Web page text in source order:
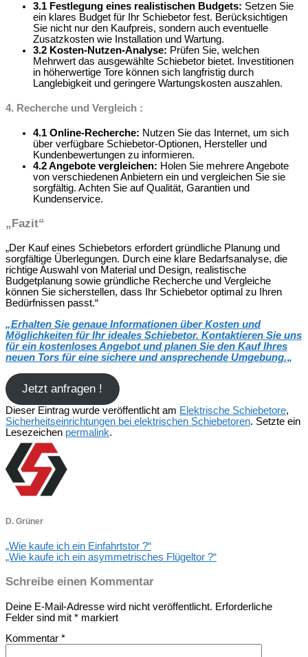
3.1 Festlegung eines realistischen Budgets: Setzen Sie
ein klares Budget für Ihr Schiebetor fest. Berücksichtigen
Sie nicht nur den Kaufpreis, sondern auch eventuelle
Zusatzkosten wie Installation und Wartung.
3.2 Kosten-Nutzen-Analyse: Prüfen Sie, welchen
Mehrwert das ausgewählte Schiebetor bietet. Investitionen
in höherwertige Tore können sich langfristig durch
Langlebigkeit und geringere Wartungskosten auszahlen.
4. Recherche und Vergleich :
4.1 Online-Recherche: Nutzen Sie das Internet, um sich
über verfügbare Schiebetor-Optionen, Hersteller und
Kundenbewertungen zu informieren.
4.2 Angebote vergleichen: Holen Sie mehrere Angebote
von verschiedenen Anbietern ein und vergleichen Sie sie
sorgfältig. Achten Sie auf Qualität, Garantien und
Kundenservice.
„Fazit“
„Der Kauf eines Schiebetors erfordert gründliche Planung und
sorgfältige Überlegungen. Durch eine klare Bedarfsanalyse, die
richtige Auswahl von Material und Design, realistische
Budgetplanung sowie gründliche Recherche und Vergleiche
können Sie sicherstellen, dass Ihr Schiebetor optimal zu Ihren
Bedürfnissen passt.“
„Erhalten Sie genaue Informationen über Kosten und
Möglichkeiten für Ihr ideales Schiebetor. Kontaktieren Sie uns
für ein kostenloses Angebot und planen Sie den Kauf Ihres
neuen Tors für eine sichere und ansprechende Umgebung.„
Jetzt anfragen !
Dieser Eintrag wurde veröffentlicht am Elektrische Schiebetore,
Sicherheitseinrichtungen bei elektrischen Schiebetoren. Setzte ein
Lesezeichen permalink.
D. Grüner
„Wie kaufe ich ein Einfahrtstor ?“
„Wie kaufe ich ein asymmetrisches Flügeltor ?“
Schreibe einen Kommentar
Deine E-Mail-Adresse wird nicht veröffentlicht. Erforderliche
Felder sind mit * markiert
Kommentar *